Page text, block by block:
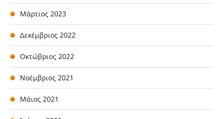
Μάρτιος 2023
Δεκέμβριος 2022
Οκτώβριος 2022
Νοέμβριος 2021
Μάιος 2021